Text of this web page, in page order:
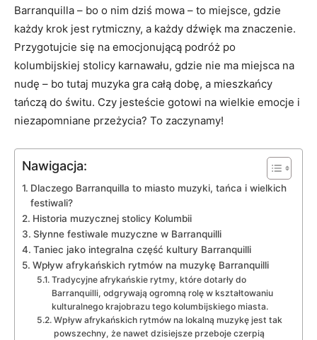
​Barranquilla⁤ – bo o nim dziś mowa⁣ – ⁤to⁣ miejsce, gdzie
każdy⁣ krok jest‍ rytmiczny, a każdy dźwięk ma znaczenie.
Przygotujcie się na emocjonującą podróż po
kolumbijskiej stolicy⁤ karnawału, ​gdzie nie ma miejsca na ​
nudę⁣ – bo tutaj ‌muzyka gra​ całą dobę, a mieszkańcy⁤
tańczą do świtu.‌ Czy jesteście gotowi ‌na wielkie emocje i ​
niezapomniane przeżycia? To zaczynamy!
Nawigacja:
Dlaczego Barranquilla to ​miasto muzyki, tańca‍ i‍ wielkich
festiwali?
Historia muzycznej stolicy Kolumbii
Słynne festiwale muzyczne w Barranquilli
Taniec‍ jako integralna⁢ część‌ kultury Barranquilli
Wpływ afrykańskich rytmów​ na muzykę Barranquilli
Tradycyjne afrykańskie rytmy, ‌które dotarły ⁣do
Barranquilli, odgrywają ogromną rolę w kształtowaniu
kulturalnego krajobrazu tego kolumbijskiego miasta.
Wpływ afrykańskich rytmów na lokalną ‍muzykę‍ jest tak⁣
powszechny, że‌ nawet dzisiejsze przeboje czerpią